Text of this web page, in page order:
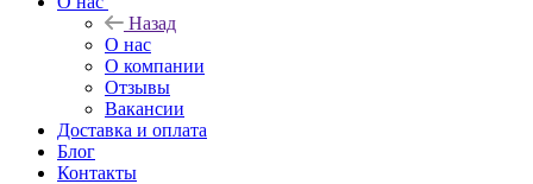
Назад
О нас
О компании
Отзывы
Вакансии
Доставка и оплата
Блог
Контакты